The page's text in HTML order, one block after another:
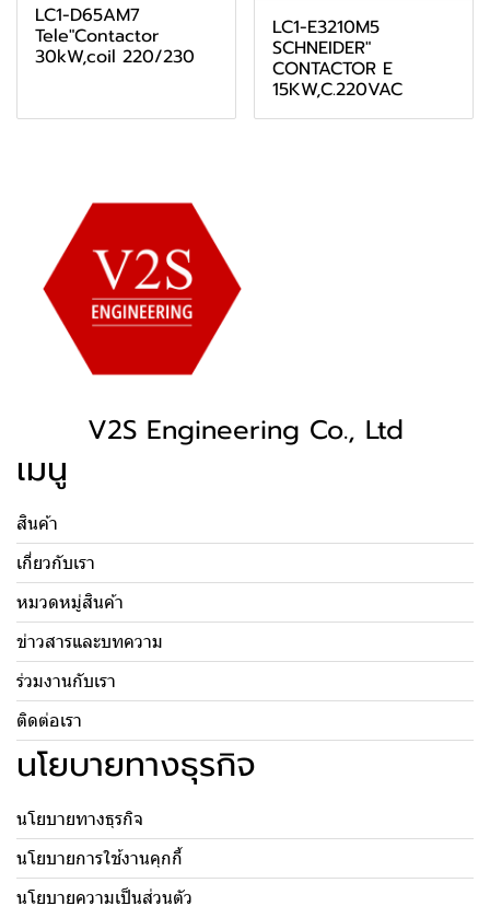
LC1-D65AM7
Tele"Contactor
30kW,coil 220/230
LC1-E3210M5
SCHNEIDER"
CONTACTOR E
15KW,C.220VAC
V2S Engineering Co., Ltd
เมนู
สินค้า
เกี่ยวกับเรา
หมวดหมู่สินค้า
ข่าวสารและบทความ
ร่วมงานกับเรา
ติดต่อเรา
นโยบายทางธุรกิจ
นโยบายทางธุรกิจ
นโยบายการใช้งานคุกกี้
นโยบายความเป็นส่วนตัว